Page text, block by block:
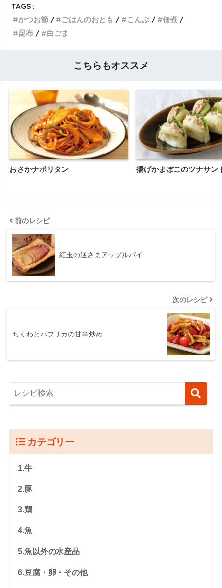
TAGS :
かつお節
ごはんのおとも こんぶ
佃煮
昆布
白ごま
こちらもオススメ
おさかナポリタン 揚げかまぼこのツナサン
前のレシピ
紅玉の逆さまアップルパイ
次のレシピ
ちくわとパプリカの甘辛炒め
カテゴリー
1.牛
2.豚
3.鶏
4.魚
5.魚以外の水産品
6.豆腐・卵・その他